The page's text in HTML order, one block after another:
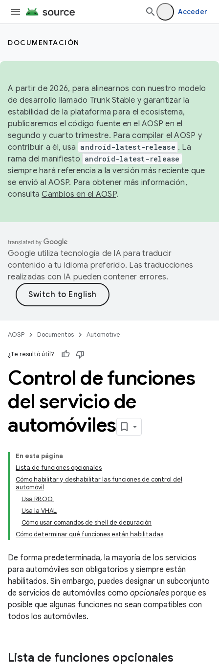
Acceder
DOCUMENTACIÓN
A partir de 2026, para alinearnos con nuestro modelo
de desarrollo llamado Trunk Stable y garantizar la
estabilidad de la plataforma para el ecosistema,
publicaremos el código fuente en el AOSP en el
segundo y cuarto trimestre. Para compilar el AOSP y
contribuir a él, usa android-latest-release . La
rama del manifiesto android-latest-release
siempre hará referencia a la versión más reciente que
se envió al AOSP. Para obtener más información,
consultaCambios en el AOSP.
Google utiliza tecnología de IA para traducir
contenido a tu idioma preferido. Las traducciones
realizadas con IA pueden contener errores.
AOSP Documentos Automotive
¿Te resultó útil?
Control de funciones
del servicio de
automóviles
En esta página
Lista de funciones opcionales
Cómo habilitar y deshabilitar las funciones de control del
automóvil
Usa RR.OO.
Usa la VHAL
Cómo usar comandos de shell de depuración
Cómo determinar qué funciones están habilitadas
De forma predeterminada, la mayoría de los servicios
para automóviles son obligatorios y siempre están
habilitados. Sin embargo, puedes designar un subconjunto
de servicios de automóviles como opcionales porque es
posible que algunas funciones no sean compatibles con
todos los automóviles.
Lista de funciones opcionales